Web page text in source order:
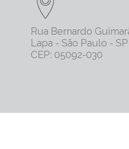
Rua Bernardo
Lapa - São Paulo - SP
CEP: 05092-030